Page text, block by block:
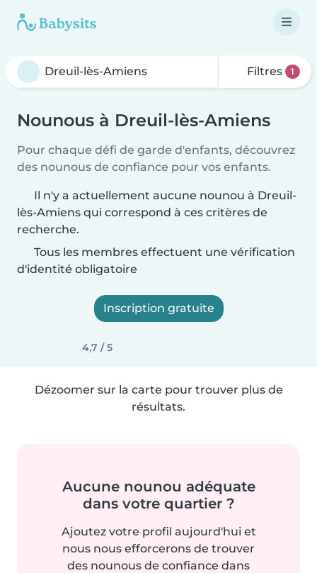
Filtres 1
Nounous à Dreuil-lès-Amiens
Pour chaque défi de garde d'enfants, découvrez
des nounous de confiance pour vos enfants.
Il n'y a actuellement aucune nounou à Dreuil-
lès-Amiens qui correspond à ces critères de
recherche.
Tous les membres effectuent une vérification
d'identité obligatoire
Inscription gratuite
4,7 / 5
Dézoomer sur la carte pour trouver plus de
résultats.
Aucune nounou adéquate
dans votre quartier ?
Ajoutez votre profil aujourd'hui et
nous nous efforcerons de trouver
des nounous de confiance dans